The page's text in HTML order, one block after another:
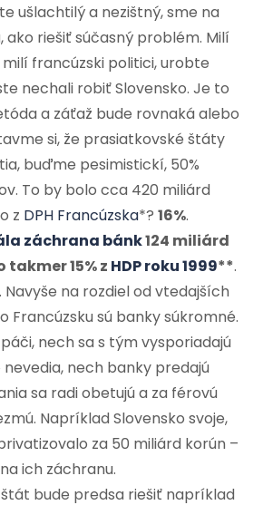
ušlachtilý a nezištný, sme na
ako riešiť súčasný problém. Milí
francúzski politici, urobte
nechali robiť Slovensko. Je to
a záťaž bude rovnaká alebo
si, že prasiatkovské štáty
buďme pesimistickí, 50%
To by bolo cca 420 miliárd
z DPH Francúzska*? 16%.
záchrana bánk124 miliárd
takmer 15% z HDP roku 1999**.
Navyše na rozdiel od vtedajších
Francúzsku sú banky súkromné.
nech sa s tým vysporiadajú
nech banky predajú
sa radi obetujú a za férovú
Napríklad Slovensko svoje,
za 50 miliárd korún –
ich záchranu.
bude predsa riešiť napríklad